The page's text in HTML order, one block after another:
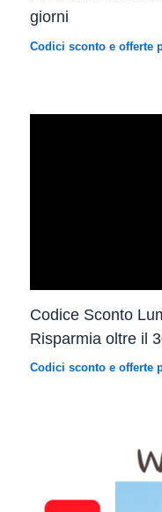
giorni
Codici sconto e offerte
Codice Sconto
Risparmia oltre il
Codici sconto e offerte